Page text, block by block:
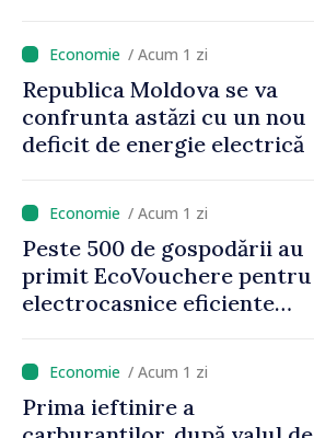
rurală în luna iulie
/ Acum 1 zi
Republica Moldova se va
confrunta astăzi cu un nou
deficit de energie electrică
/ Acum 1 zi
Peste 500 de gospodării au
primit EcoVouchere pentru
electrocasnice eficiente
/ Acum 1 zi
Prima ieftinire a